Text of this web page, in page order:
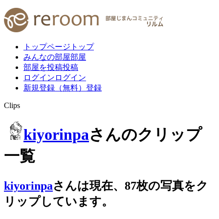
トップページ トップ
みんなの部屋部屋
部屋を投稿投稿
ログイン ログイン
新規登録（無料） 登録
Clips
kiyorinpaさんのクリップ
一覧
kiyorinpaさんは現在、 87枚の写真をク
リップしています。